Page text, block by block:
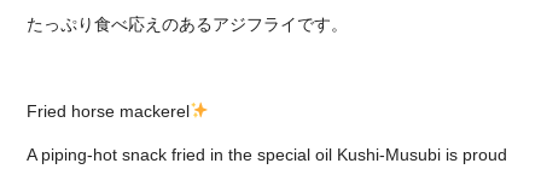
たっぷり食べ応えのあるアジフライです。
Fried horse mackerel
A piping-hot snack fried in the special oil Kushi-Musubi is proud